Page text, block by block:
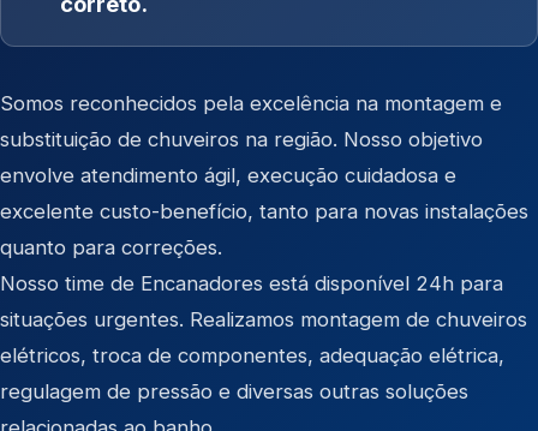
Somos reconhecidos pela excelência na montagem e
substituição de chuveiros na região. Nosso objetivo
envolve atendimento ágil, execução cuidadosa e
excelente custo-benefício, tanto para novas instalações
quanto para correções.
Nosso time de Encanadores está disponível 24h para
situações urgentes. Realizamos montagem de chuveiros
elétricos, troca de componentes, adequação elétrica,
regulagem de pressão e diversas outras soluções